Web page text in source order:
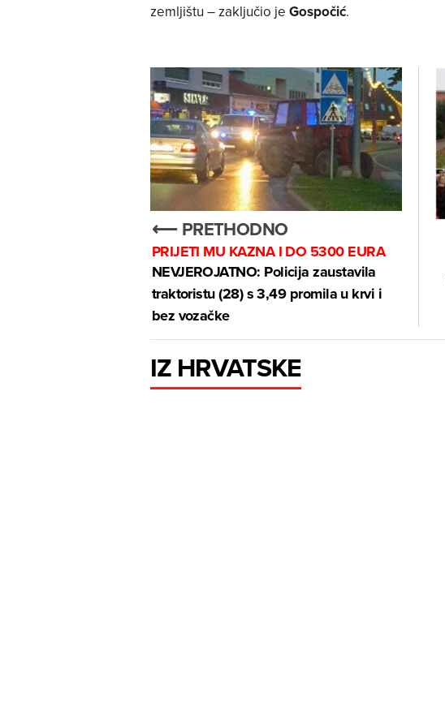
zemljištu – zaključio je Gospočić.
⟵ PRETHODNO
PRIJETI MU KAZNA I DO 5300 EURA
NEVJEROJATNO: Policija zaustavila
traktoristu (28) s 3,49 promila u krvi i
bez vozačke
IZ HRVATSKE